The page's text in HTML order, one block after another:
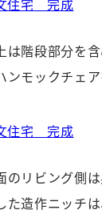
は階段部分を
ンモックチェ
のリビング側
た造作ニッチ